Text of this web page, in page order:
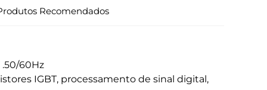
Recomendados
.50/60Hz
IGBT, processamento de sinal digital,